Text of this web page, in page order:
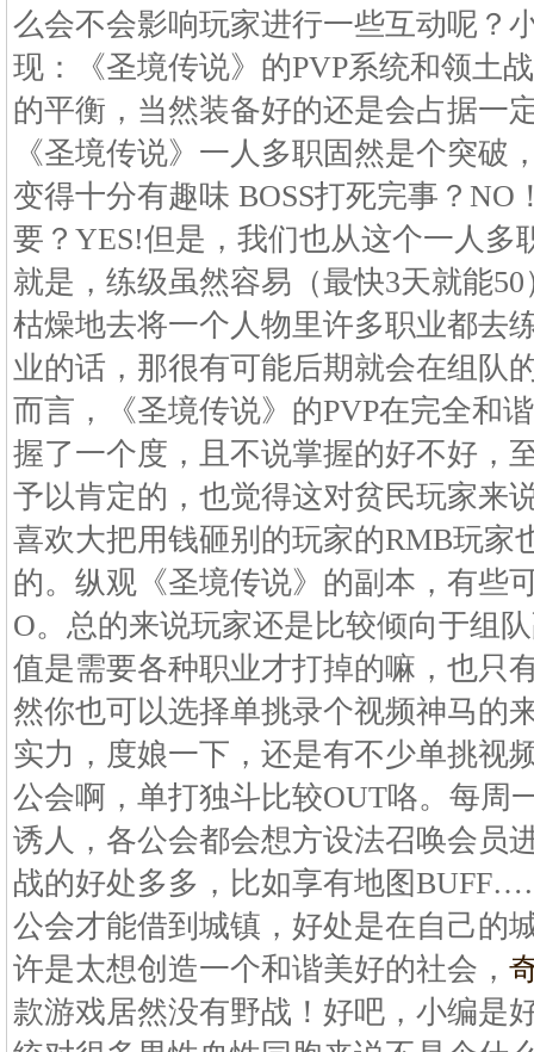
么会不会影响玩家进行一些互动呢？
现：《圣境传说》的PVP系统和领土
的平衡，当然装备好的还是会占据一
《圣境传说》一人多职固然是个突破
变得十分有趣味 BOSS打死完事？NO
要？YES!但是，我们也从这个一人多
就是，练级虽然容易（最快3天就能
枯燥地去将一个人物里许多职业都去
业的话，那很有可能后期就会在组队
而言，《圣境传说》的PVP在完全和
握了一个度，且不说掌握的好不好，
予以肯定的，也觉得这对贫民玩家来
喜欢大把用钱砸别的玩家的RMB玩家
的。纵观《圣境传说》的副本，有些
O。总的来说玩家还是比较倾向于组
值是需要各种职业才打掉的嘛，也只
然你也可以选择单挑录个视频神马的
实力，度娘一下，还是有不少单挑视
公会啊，单打独斗比较OUT咯。每周
诱人，各公会都会想方设法召唤会员
战的好处多多，比如享有地图
公会才能借到城镇，好处是在自己的
许是太想创造一个和谐美好的社会，
款游戏居然没有野战！好吧，小编